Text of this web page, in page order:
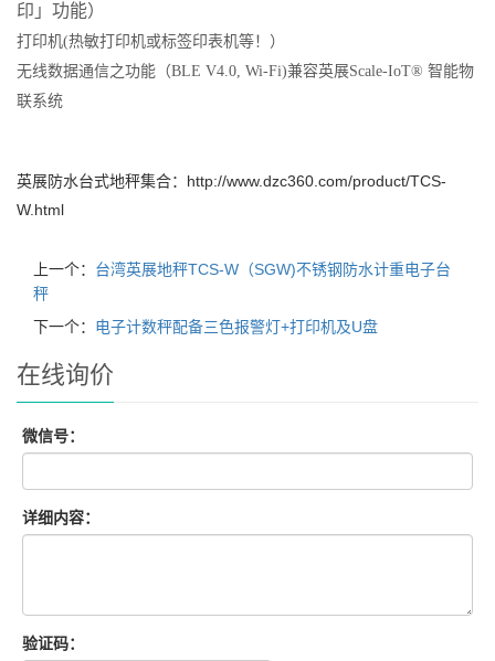
印」功能）
打印机(热敏打印机或标签印表机等！）
无线数据通信之功能（BLE V4.0, Wi-Fi)兼容英展Scale-IoT® 智能物
联系统
英展防水台式地秤集合：http://www.dzc360.com/product/TCS-
W.html
上一个： 台湾英展地秤TCS-W（SGW)不锈钢防水计重电子台
秤
下一个： 电子计数秤配备三色报警灯+打印机及U盘
在线询价
微信号：
详细内容：
验证码：